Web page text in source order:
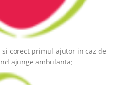
corect primul-ajutor in caz de
ajunge ambulanta;